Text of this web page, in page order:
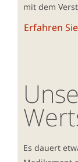
mit dem
Erfahren
Es dauert